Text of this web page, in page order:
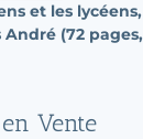
et les
(72
Vente